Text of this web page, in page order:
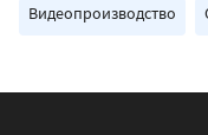
Видеопроизводство